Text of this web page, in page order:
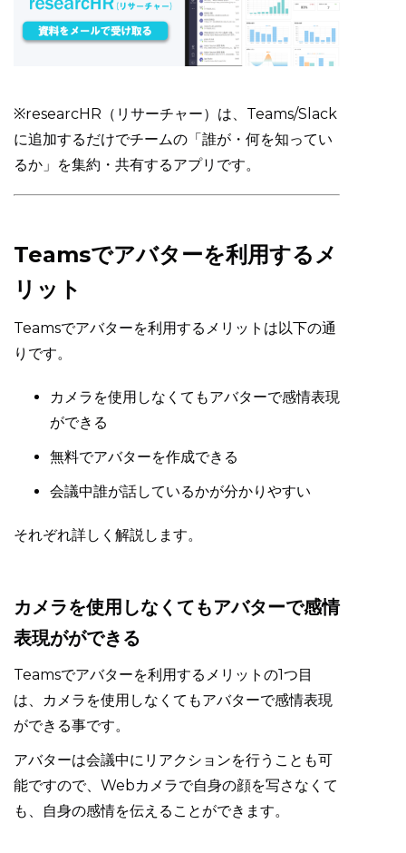
※researcHR（リサーチャー）は、Teams/Slack
に追加するだけでチームの「誰が・何を知ってい
るか」を集約・共有するアプリです。
Teamsでアバターを利用するメ
リット
Teamsでアバターを利用するメリットは以下の通
りです。
カメラを使用しなくてもアバターで感情表現
ができる
無料でアバターを作成できる
会議中誰が話しているかが分かりやすい
それぞれ詳しく解説します。
カメラを使用しなくてもアバターで感情
表現がができる
Teamsでアバターを利用するメリットの1つ目
は、カメラを使用しなくてもアバターで感情表現
ができる事です。
アバターは会議中にリアクションを行うことも可
能ですので、Webカメラで自身の顔を写さなくて
も、自身の感情を伝えることができます。